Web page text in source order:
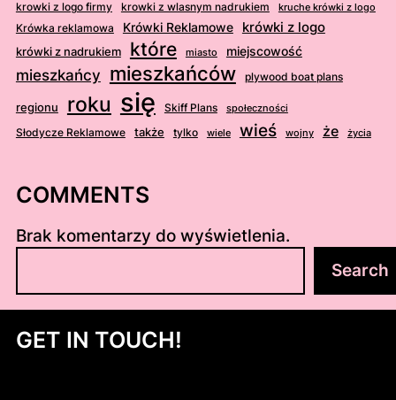
krowki z logo firmy krowki z wlasnym nadrukiem kruche krówki z logo
Krówka reklamowa Krówki Reklamowe krówki z logo
krówki z nadrukiem które miasto miejscowość
mieszkańcy mieszkańców plywood boat plans
regionu roku się Skiff Plans społeczności
Słodycze Reklamowe także tylko wiele wieś wojny że życia
COMMENTS
Brak komentarzy do wyświetlenia.
u
a
Search
GET IN TOUCH!